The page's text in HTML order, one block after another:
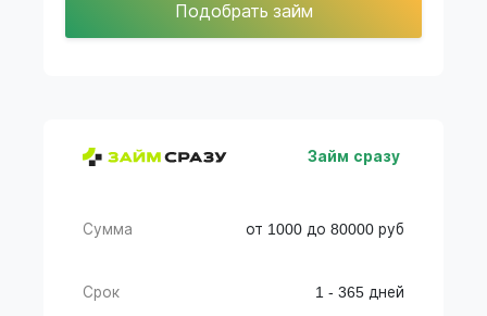
Подобрать займ
Займ сразу
Сумма от 1000 до 80000 руб
Срок 1 - 365 дней